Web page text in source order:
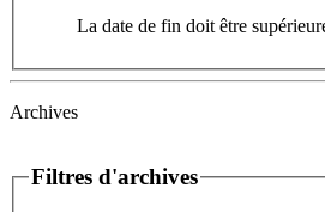
La date de fin doit être
Archives
Filtres d'archives